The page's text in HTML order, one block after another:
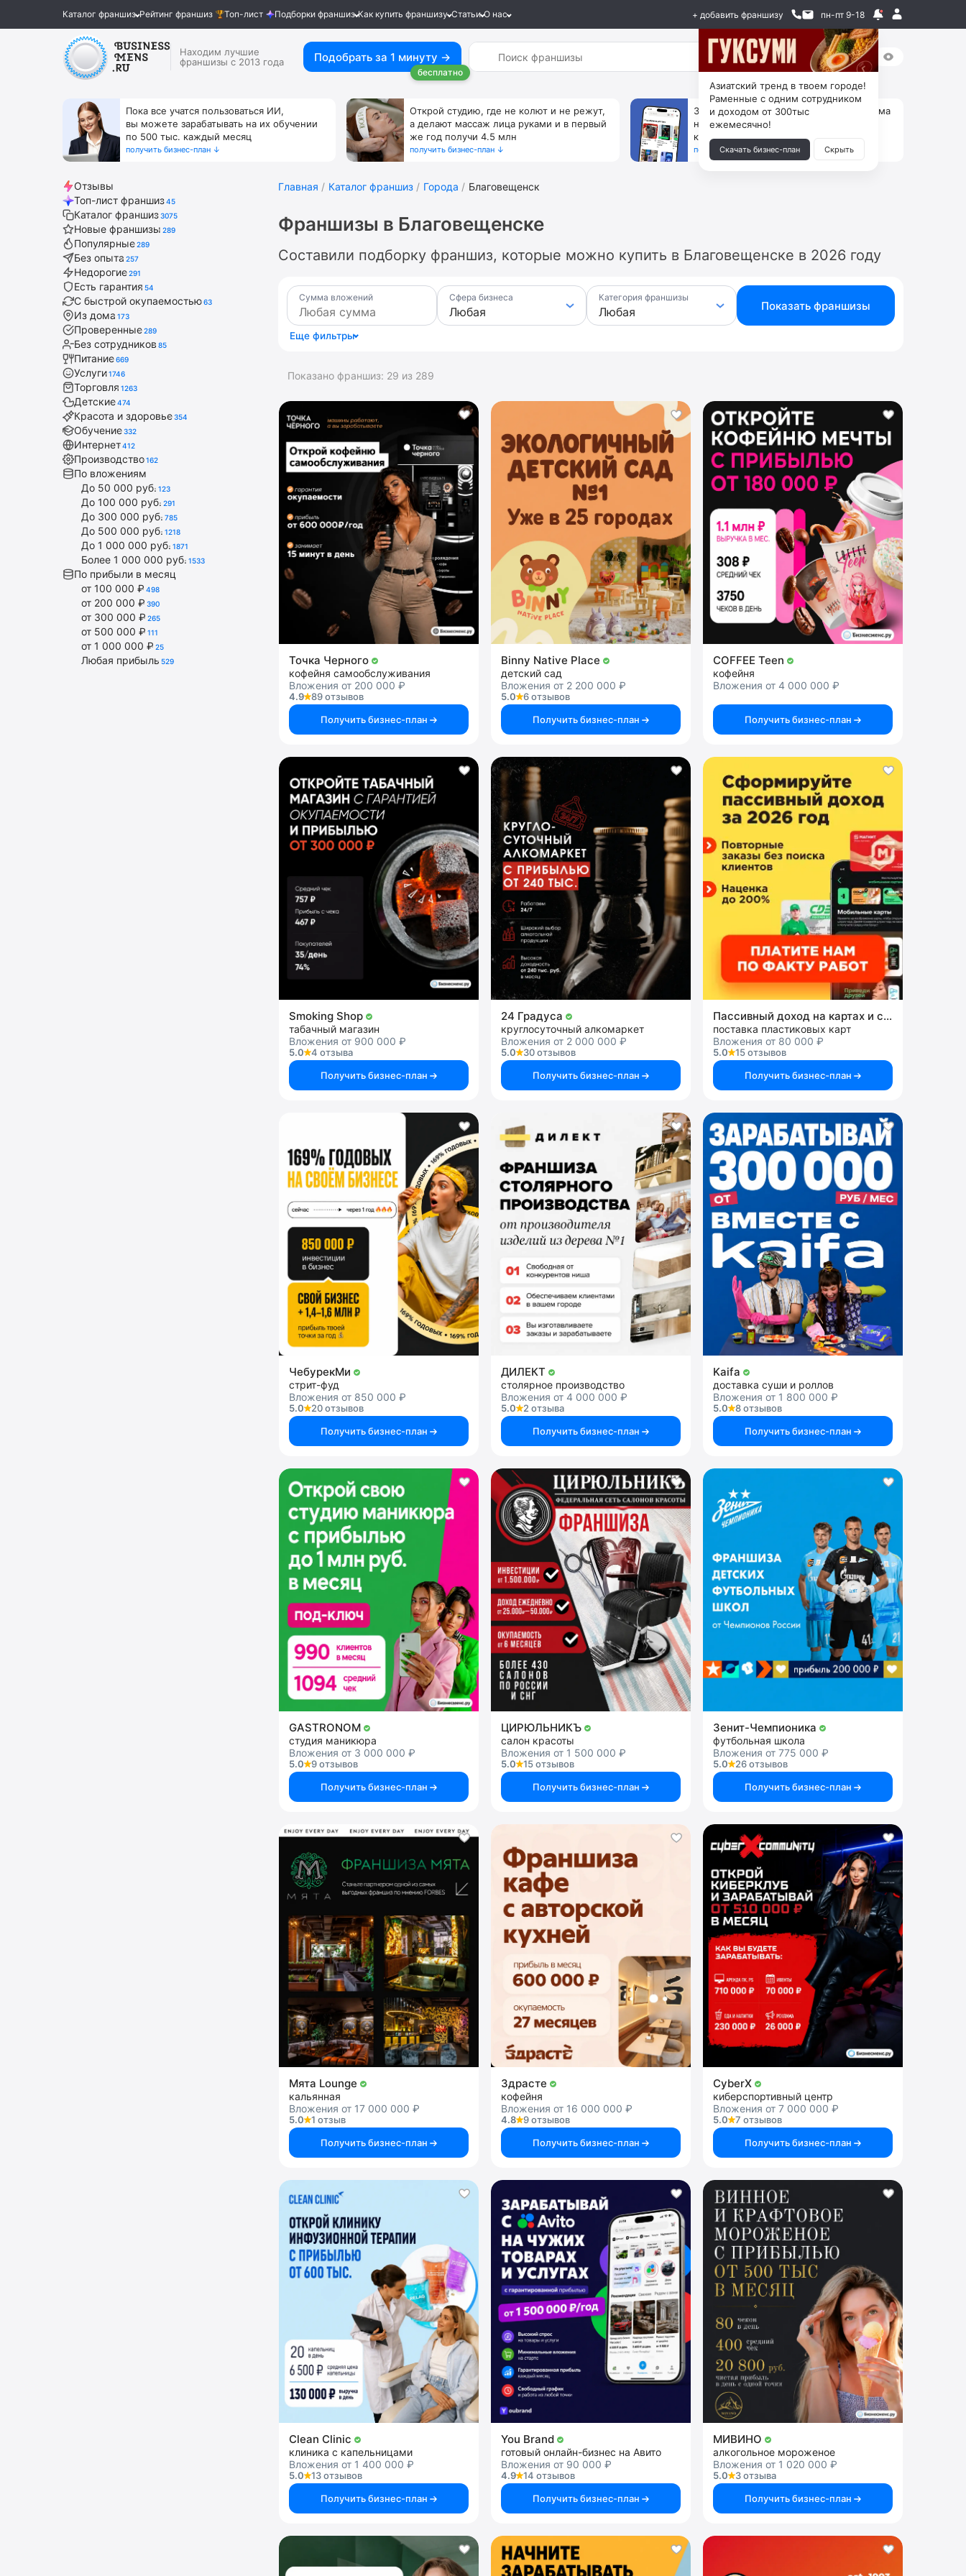
Каталог франшиз Рейтинг франшиз Топ-лист Подборки франшиз Как купить франшизу Статьи О нас + добавить франшизу пн-пт 9-18
Находим лучшие
франшизы с 2013 года
Подобрать за 1 минуту →
бесплатно
Пока все учатся пользоваться ИИ,
вы можете зарабатывать на их обучении
по 500 тыс. каждый месяц
получить бизнес-план ↓
Открой студию, где не колют и не режут,
а делают массаж лица руками и в первый
же год получи 4.5 млн
получить бизнес-план ↓
За 90 тыс. открой магазин на Авито, дома
ни коробок, ни товара, ни склада, зато
каждый месяц +125 тыс. чистыми
получить бизнес-план ↓
Отзывы
Топ-лист франшиз45
Каталог франшиз3075
Новые франшизы 289
Популярные289
Без опыта 257
Недорогие291
Есть гарантия 54
С быстрой окупаемостью63
Из дома 173
Проверенные289
Без сотрудников 85
Питание669
Услуги1746
Торговля 1263
Детские474
Красота и здоровье354
Обучение332
Интернет412
Производство162
По вложениям
До 50 000 руб. 123
До 100 000 руб. 291
До 300 000 руб. 785
До 500 000 руб. 1218
До 1 000 000 руб. 1871
Более 1 000 000 руб. 1533
По прибыли в месяц
от 100 000 ₽ 498
от 200 000 ₽ 390
от 300 000 ₽ 265
от 500 000 ₽ 111
от 1 000 000 ₽ 25
Любая прибыль 529
Главная Каталог франшиз Города Благовещенск
Франшизы в Благовещенске
Составили подборку франшиз, которые можно купить в Благовещенске в 2026 году
Сумма вложений Сфера бизнеса Категория франшизы
Показать франшизы
Еще фильтры
Показано франшиз: 29 из 289
Точка Черного
кофейня самообслуживания
Вложения от 200 000 ₽
4.9
89 отзывов
Получить бизнес-план
Binny Native Place
детский сад
Вложения от 2 200 000 ₽
5.0
6 отзывов
Получить бизнес-план
COFFEE Teen
кофейня
Вложения от 4 000 000 ₽
Получить бизнес-план
Smoking Shop
табачный магазин
Вложения от 900 000 ₽
5.0
4 отзыва
Получить бизнес-план
24 Градуса
круглосуточный алкомаркет
Вложения от 2 000 000 ₽
5.0
30 отзывов
Получить бизнес-план
Пассивный доход на картах и системах
поставка пластиковых карт
Вложения от 80 000 ₽
5.0
15 отзывов
Получить бизнес-план
ЧебурекМи
стрит-фуд
Вложения от 850 000 ₽
5.0
20 отзывов
Получить бизнес-план
ДИЛЕКТ
столярное производство
Вложения от 4 000 000 ₽
5.0
2 отзыва
Получить бизнес-план
Kaifa
доставка суши и роллов
Вложения от 1 800 000 ₽
5.0
8 отзывов
Получить бизнес-план
GASTRONOM
студия маникюра
Вложения от 3 000 000 ₽
5.0
9 отзывов
Получить бизнес-план
ЦИРЮЛЬНИКЪ
салон красоты
Вложения от 1 500 000 ₽
5.0
15 отзывов
Получить бизнес-план
Зенит-Чемпионика
футбольная школа
Вложения от 775 000 ₽
5.0
26 отзывов
Получить бизнес-план
Мята Lounge
кальянная
Вложения от 17 000 000 ₽
5.0
1 отзыв
Получить бизнес-план
Здрасте
кофейня
Вложения от 16 000 000 ₽
4.8
9 отзывов
Получить бизнес-план
CyberX
киберспортивный центр
Вложения от 7 000 000 ₽
5.0
7 отзывов
Получить бизнес-план
Clean Clinic
клиника с капельницами
Вложения от 1 400 000 ₽
5.0
13 отзывов
Получить бизнес-план
You Brand
готовый онлайн-бизнес на Авито
Вложения от 90 000 ₽
4.9
14 отзывов
Получить бизнес-план
МИВИНО
алкогольное мороженое
Вложения от 1 020 000 ₽
5.0
3 отзыва
Получить бизнес-план
Азиатский тренд в твоем городе!
Раменные с одним сотрудником
и доходом от 300тыс
ежемесячно!
Скачать бизнес-план Скрыть